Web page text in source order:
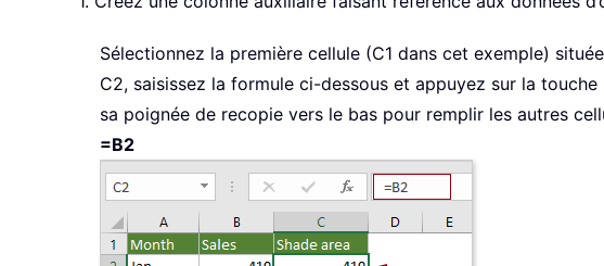
Sélectionnez la première cellule (C1 dans cet exemple)
C2, saisissez la formule ci-dessous et appuyez sur la touche
sa poignée de recopie vers le bas pour remplir les autres
=B2